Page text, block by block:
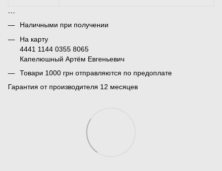
```
Наличными при получении
На карту
4441 1144 0355 8065
Капелюшный Артём Евгеньевич
Товари 1000 грн отправляются по предоплате
Гарантия от производителя 12 месяцев